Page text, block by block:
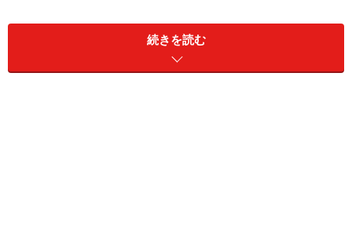
その場合、私が38歳から加入してきた「国民年金基金」
の受給額も遺族厚生年金よりマイナスされるのでしょう
か？ それとも国民年金＋国民年金基金＋（夫の遺族厚生
続きを読む